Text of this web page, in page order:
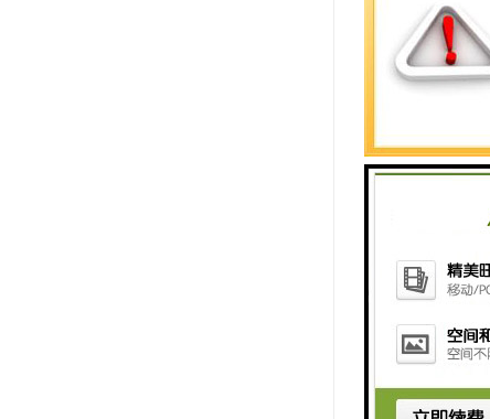
碳化硅陶
类特殊工
应烧结碳
较高的密